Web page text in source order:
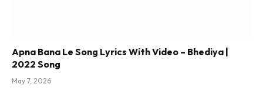
Apna Bana Le Song Lyrics With Video – Bhediya |
2022 Song
May 7, 2026